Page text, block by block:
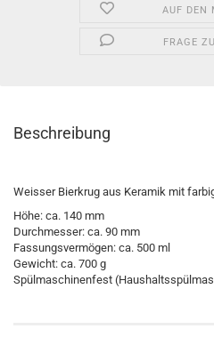
AUF DEN
FRAGE
Beschreibung
Weisser Bierkrug aus Keramik mit
Höhe: ca. 140 mm
Durchmesser: ca. 90 mm
Fassungsvermögen: ca. 500 ml
Gewicht: ca. 700 g
Spülmaschinenfest